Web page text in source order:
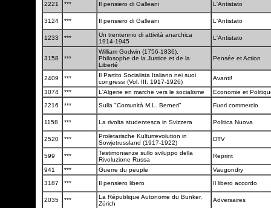
2221 *** Il pensiero di Galleani L'Antistato
3124 *** Il pensiero di Galleani L'Antistato
1233 ***
Un trentennio di attività anarchica
1914-1945
L'Antistato
3158 ***
William Godwin (1756-1836).
Philosophe de la Justice et de la
Liberté
Pensée et Action
2409 ***
Il Partito Socialista Italiano nei suoi
congressi (Vol. III: 1917-1926)
Avanti!
3074 *** L'Algerie en marche vers le socialisme
Economie et
2216
*** Sulla "Comunità M.L. Berneri" Fuori commercio
1158 *** La rivolta studentesca in Svizzera Politica Nuova
2520 ***
Proletarische Kulturrevolution in
Sowjetrussland (1917-1922)
DTV
599 ***
Testimonianze sullo sviluppo della
Rivoluzione Russa
Reprint
941 *** Guerre du peuple
Vaugondry
3187
*** Il pensiero libero Il libero accordo
2035 ***
La République Autonome du Bunker,
Zürich
Adversaires